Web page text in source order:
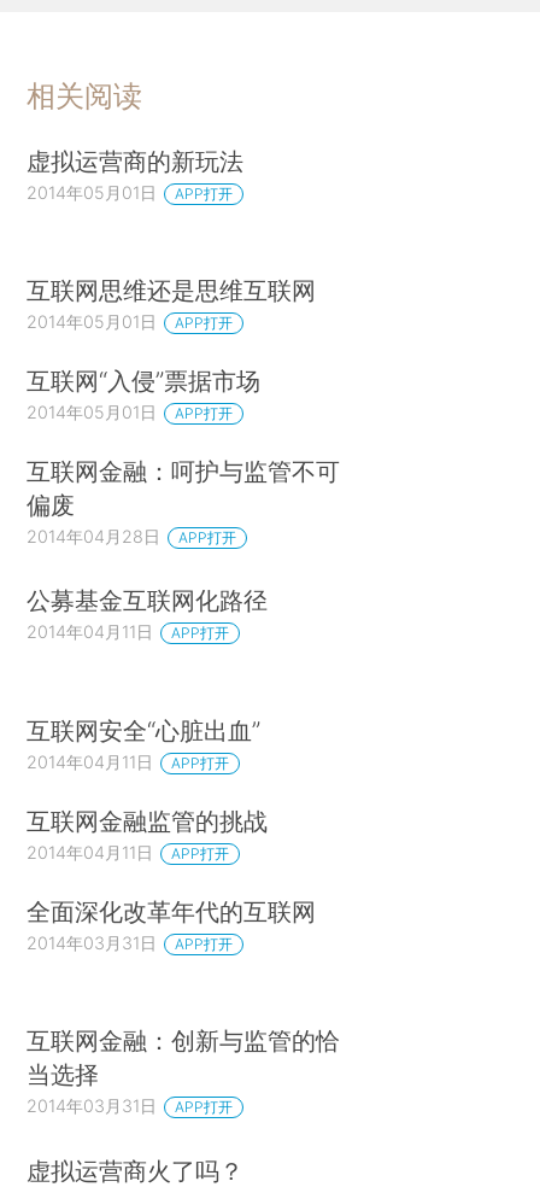
相关阅读
虚拟运营商的新玩法
2014年05月01日 APP打开
互联网思维还是思维互联网
2014年05月01日 APP打开
互联网“入侵”票据市场
2014年05月01日 APP打开
互联网金融：呵护与监管不可
偏废
2014年04月28日 APP打开
公募基金互联网化路径
2014年04月11日 APP打开
互联网安全“心脏出血”
2014年04月11日 APP打开
互联网金融监管的挑战
2014年04月11日 APP打开
全面深化改革年代的互联网
2014年03月31日 APP打开
互联网金融：创新与监管的恰
当选择
2014年03月31日 APP打开
虚拟运营商火了吗？